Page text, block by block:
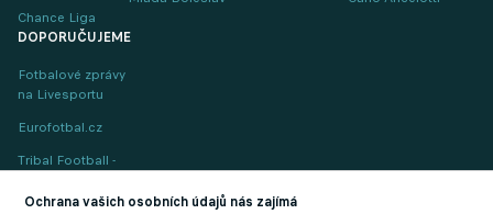
Chance Liga
DOPORUČUJEME
Fotbalové zprávy
na Livesportu
Eurofotbal.cz
Tribal Football -
(EN)
Ochrana vašich osobních údajů nás zajímá